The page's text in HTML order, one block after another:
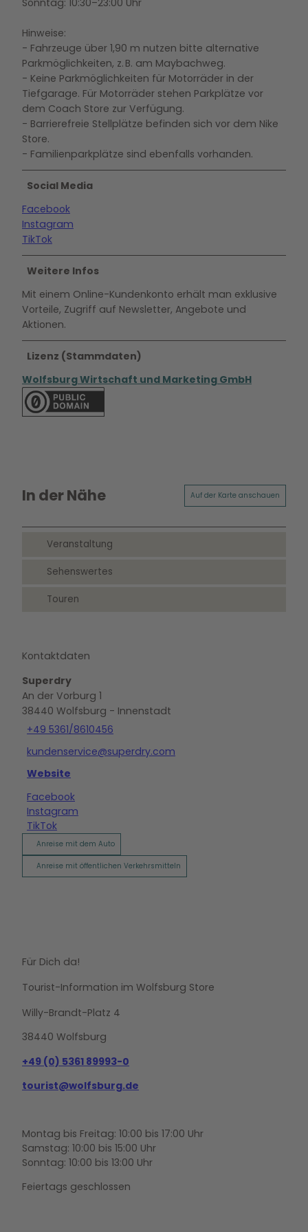
Sonntag: 10:30–23:00 Uhr
Hinweise:
- Fahrzeuge über 1,90 m nutzen bitte alternative
Parkmöglichkeiten, z. B. am Maybachweg.
- Keine Parkmöglichkeiten für Motorräder in der
Tiefgarage. Für Motorräder stehen Parkplätze vor
dem Coach Store zur Verfügung.
- Barrierefreie Stellplätze befinden sich vor dem Nike
Store.
- Familienparkplätze sind ebenfalls vorhanden.
Social Media
Facebook
Instagram
TikTok
Weitere Infos
Mit einem Online-Kundenkonto erhält man exklusive
Vorteile, Zugriff auf Newsletter, Angebote und
Aktionen.
Lizenz (Stammdaten)
Wolfsburg Wirtschaft und Marketing GmbH
In der Nähe Auf der Karte anschauen
Veranstaltung
Sehenswertes
Touren
Kontaktdaten
Superdry
An der Vorburg 1
38440 Wolfsburg - Innenstadt
+49 5361/8610456
kundenservice@superdry.com
Website
Facebook
Instagram
TikTok
Anreise mit dem Auto
Anreise mit öffentlichen Verkehrsmitteln
Für Dich da!
Tourist-Information im Wolfsburg Store
Willy-Brandt-Platz 4
38440 Wolfsburg
+49 (0) 5361 89993-0
tourist@wolfsburg.de
Montag bis Freitag: 10:00 bis 17:00 Uhr
Samstag: 10:00 bis 15:00 Uhr
Sonntag: 10:00 bis 13:00 Uhr
Feiertags geschlossen